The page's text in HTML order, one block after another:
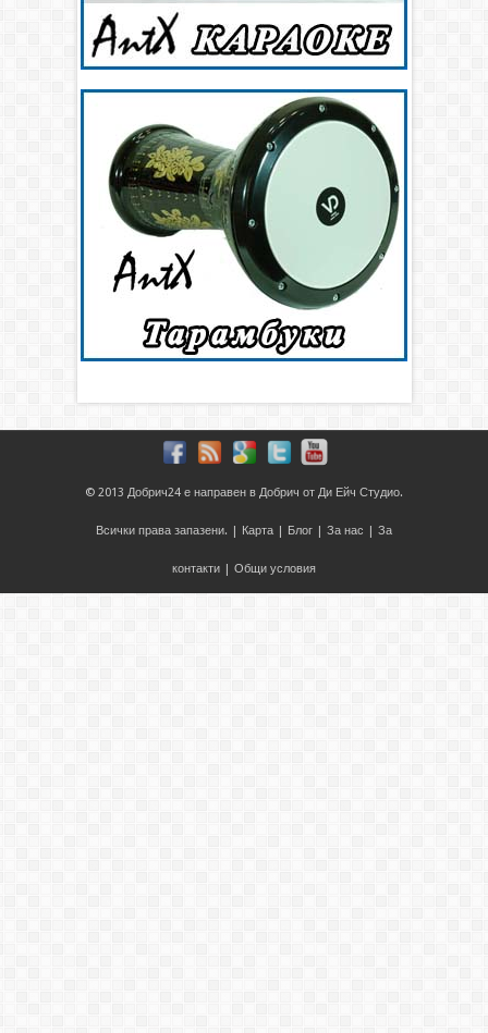
© 2013 Добрич24 е направен в Добрич от Ди Ейч Студио.
Всички права запазени. | Карта Блог За нас За
контакти Общи условия